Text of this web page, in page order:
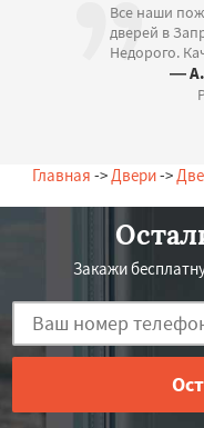
Все наши
дверей в
Недорого.
— А.
Главная -> Двери->
Закажи